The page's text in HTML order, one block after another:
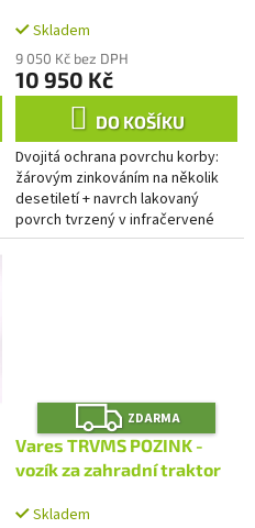
Skladem
9 050 Kč bez DPH
10 950 Kč
DO KOŠÍKU
Dvojitá ochrana povrchu korby:
žárovým zinkováním na několik
desetiletí + navrch lakovaný
povrch tvrzený v infračervené
katalytické peci v několika
Z
D
A
R
M
ZDARMA
Vares TRVMS POZINK -
vozík za zahradní traktor
Skladem